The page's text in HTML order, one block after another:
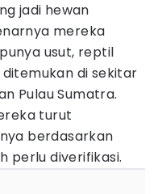
jadi hewan
mereka
usut, reptil
di sekitar
Pulau Sumatra.
turut
berdasarkan
perlu diverifikasi.